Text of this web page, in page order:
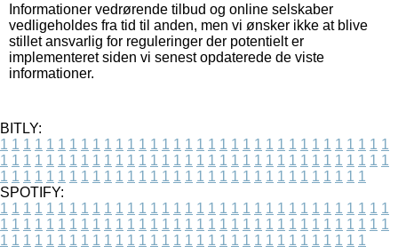
Informationer vedrørende tilbud og online selskaber
vedligeholdes fra tid til anden, men vi ønsker ikke at blive
stillet ansvarlig for reguleringer der potentielt er
implementeret siden vi senest opdaterede de viste
informationer.
BITLY:
1 1 1 1 1 1 1 1 1 1 1 1 1 1 1 1 1 1 1 1 1 1 1 1 1 1 1 1 1 1 1 1 1 1
1 1 1 1 1 1 1 1 1 1 1 1 1 1 1 1 1 1 1 1 1 1 1 1 1 1 1 1 1 1 1 1 1 1
1 1 1 1 1 1 1 1 1 1 1 1 1 1 1 1 1 1 1 1 1 1 1 1 1 1 1 1 1 1 1 1
SPOTIFY:
1 1 1 1 1 1 1 1 1 1 1 1 1 1 1 1 1 1 1 1 1 1 1 1 1 1 1 1 1 1 1 1 1 1
1 1 1 1 1 1 1 1 1 1 1 1 1 1 1 1 1 1 1 1 1 1 1 1 1 1 1 1 1 1 1 1 1 1
1 1 1 1 1 1 1 1 1 1 1 1 1 1 1 1 1 1 1 1 1 1 1 1 1 1 1 1 1 1 1 1